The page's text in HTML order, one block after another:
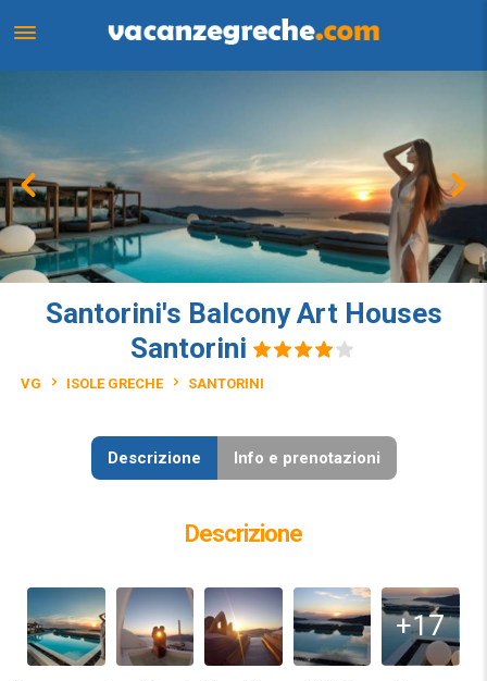
Santorini's Balcony Art Houses
Santorini
VG ISOLE GRECHE SANTORINI
Descrizione Info e prenotazioni
Descrizione
+17